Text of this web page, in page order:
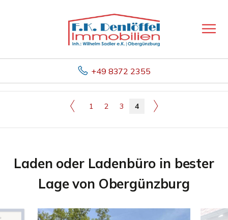
+49 8372 2355
1 2 3 4
Laden oder Ladenbüro in bester
Lage von Obergünzburg